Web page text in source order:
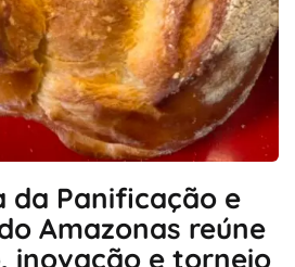
da Panificação e
Amazonas reúne
inovação e torneio